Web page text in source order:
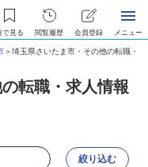
で見る 閲覧履歴 会員登録 メニュー
＞埼玉県さいたま市・その他の転職・求
転職・求人情報
絞り込む